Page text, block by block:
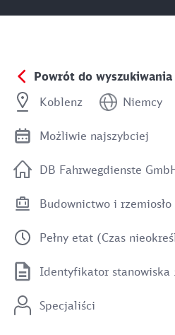
Powrót do
Koblenz
Niemcy
Możliwie najszybciej
DB Fahrwegdienste
Budownictwo i rzemiosło
Pełny etat (Czas
Identyfikator stanowiska
Specjaliści